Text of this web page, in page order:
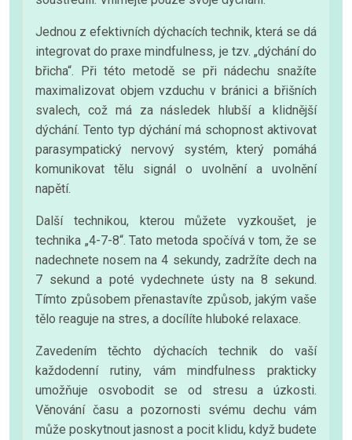
Jednou z efektivních dýchacích technik, která se dá
integrovat do praxe mindfulness, je tzv. „dýchání do
břicha“. Při této metodě se při nádechu snažíte
maximalizovat objem vzduchu v bránici a břišních
svalech, což má za následek hlubší a klidnější
dýchání. Tento typ dýchání má schopnost aktivovat
parasympatický nervový systém, který pomáhá
komunikovat tělu signál o uvolnění a uvolnění
napětí.
Další technikou, kterou můžete vyzkoušet, je
technika „4-7-8“. Tato metoda spočívá v tom, že se
nadechnete nosem na 4 sekundy, zadržíte dech na
7 sekund a poté vydechnete ústy na 8 sekund.
Tímto způsobem přenastavíte způsob, jakým vaše
tělo reaguje na stres, a docílíte hluboké relaxace.
Zavedením těchto dýchacích technik do vaší
každodenní rutiny, vám mindfulness prakticky
umožňuje osvobodit se od stresu a úzkosti.
Věnování času a pozornosti svému dechu vám
může poskytnout jasnost a pocit klidu, když budete